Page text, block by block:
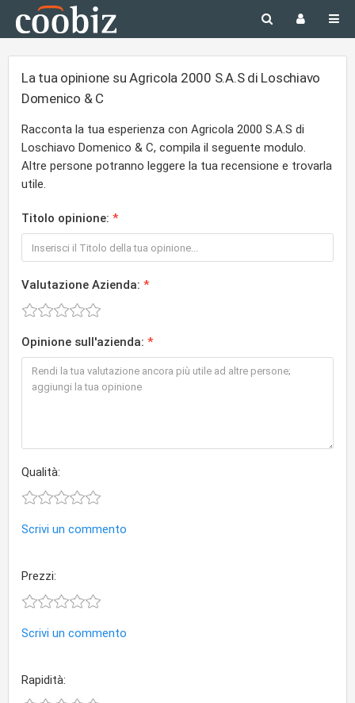
La tua opinione su Agricola 2000 S.A.S di Loschiavo
Domenico & C
Racconta la tua esperienza con Agricola 2000 S.A.S di
Loschiavo Domenico & C, compila il seguente modulo.
Altre persone potranno leggere la tua recensione e trovarla
utile.
Titolo opinione:
Valutazione Azienda:
Opinione sull'azienda:
Qualità:
Scrivi un commento
Prezzi:
Scrivi un commento
Rapidità: